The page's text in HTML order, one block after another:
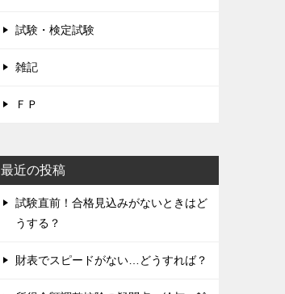
試験・検定試験
雑記
ＦＰ
最近の投稿
試験直前！合格見込みがないときはど
うする？
財表でスピードがない…どうすれば？